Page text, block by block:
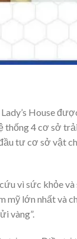
House
4 cơ sở
tư cơ sở vật
vì sức khỏe
mỹ lớn nhất và
vàng”.